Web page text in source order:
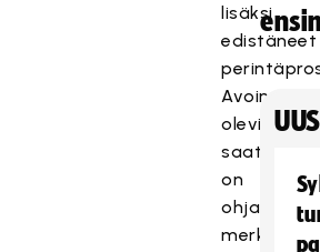
lisäksi
edistäneet
Avoinna
olevia
on
ohjattu